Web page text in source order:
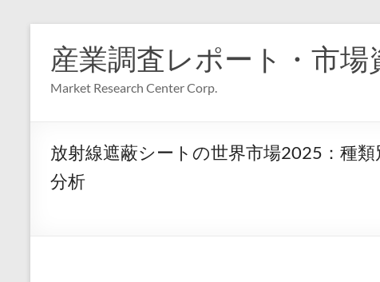
産業調査レポート・市場
Market Research Center Corp.
放射線遮蔽シートの世界市場2025：種
分析